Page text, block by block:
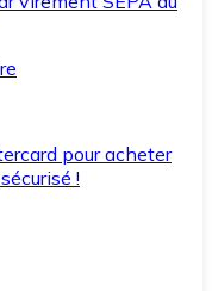
pour acheter
!